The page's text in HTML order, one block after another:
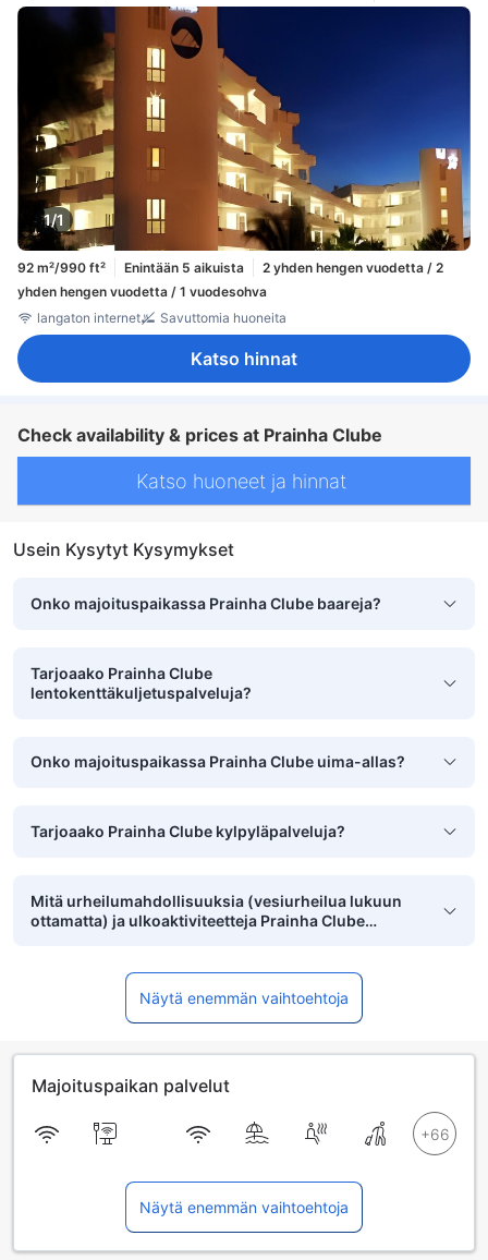
1/1
92 m²/990 ft² Enintään 5 aikuista
2 yhden hengen vuodetta / 2
yhden hengen vuodetta / 1 vuodesohva
langaton internet
Savuttomia huoneita
Katso hinnat
Check availability & prices at Prainha Clube
Katso huoneet ja hinnat
Usein Kysytyt Kysymykset
Onko majoituspaikassa Prainha Clube baareja?
Tarjoaako Prainha Clube
lentokenttäkuljetuspalveluja?
Onko majoituspaikassa Prainha Clube uima-allas?
Tarjoaako Prainha Clube kylpyläpalveluja?
Mitä urheilumahdollisuuksia (vesiurheilua lukuun
ottamatta) ja ulkoaktiviteetteja Prainha Clube
Näytä enemmän vaihtoehtoja
Majoituspaikan palvelut
Näytä enemmän vaihtoehtoja